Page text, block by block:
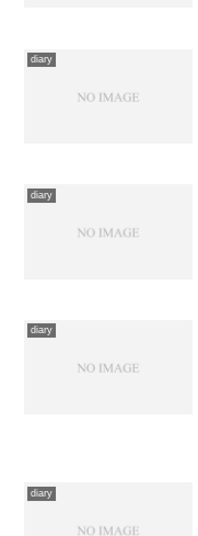
diary
diary
diary
diary